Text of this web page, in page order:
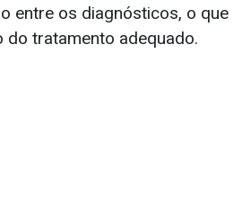
entre os diagnósticos, o que
do tratamento adequado.